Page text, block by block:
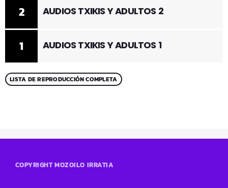
1 AUDIOS TXIKIS Y ADULTOS 1
2 AUDIOS TXIKIS Y ADULTOS 2
LISTA DE REPRODUCCIÓN COMPLETA
COPYRIGHT MOZOILO IRRATIA